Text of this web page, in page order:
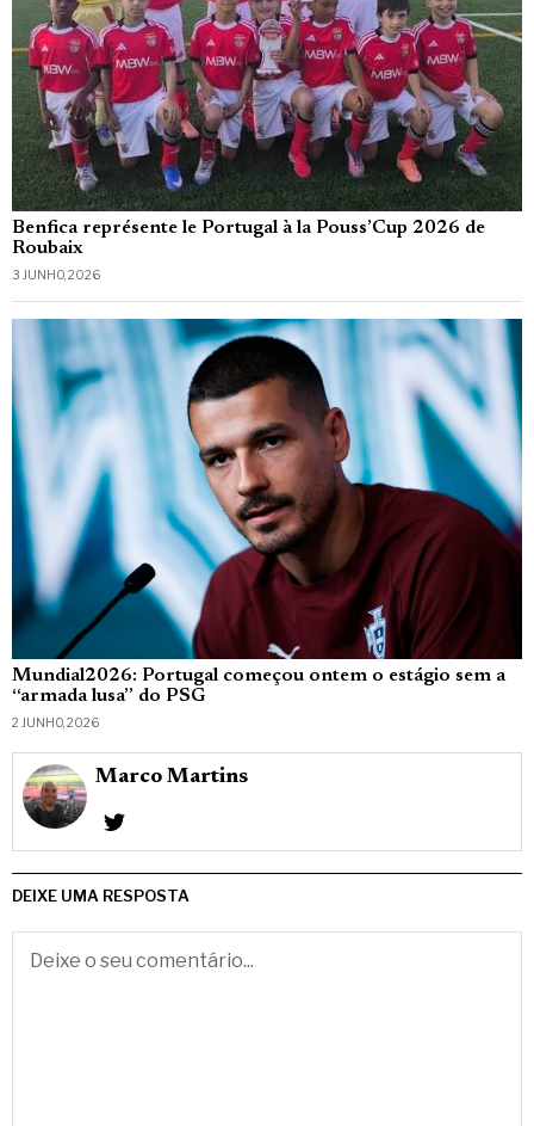
Benfica représente le Portugal à la Pouss’Cup 2026 de
Roubaix
3 JUNHO, 2026
Mundial2026: Portugal começou ontem o estágio sem a
“armada lusa” do PSG
2 JUNHO, 2026
Marco Martins
DEIXE UMA RESPOSTA